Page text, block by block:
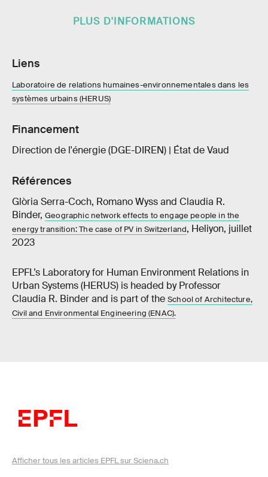
PLUS D'INFORMATIONS
Liens
Laboratoire de relations humaines-environnementales dans les
systèmes urbains (HERUS)
Financement
Direction de l'énergie (DGE-DIREN) | État de Vaud
Références
Glòria Serra-Coch, Romano Wyss and Claudia R.
Binder, Geographic network effects to engage people in the
energy transition: The case of PV in Switzerland, Heliyon, juillet
2023
EPFL’s Laboratory for Human Environment Relations in
Urban Systems (HERUS) is headed by Professor
Claudia R. Binder and is part of the School of Architecture,
Civil and Environmental Engineering (ENAC).
Afficher tous les articles EPFL sur Sciena.ch